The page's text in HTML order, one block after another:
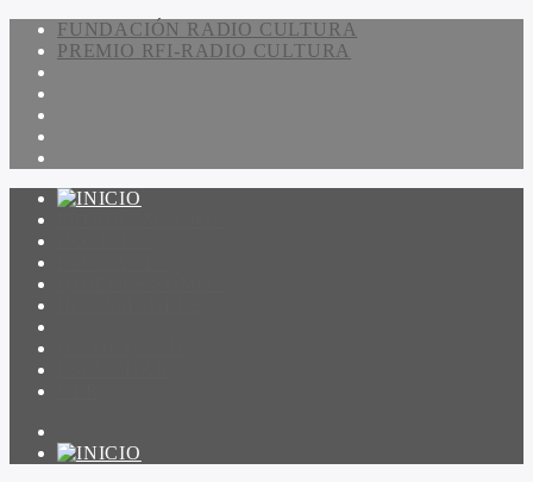
FUNDACIÓN RADIO CULTURA
PREMIO RFI-RADIO CULTURA